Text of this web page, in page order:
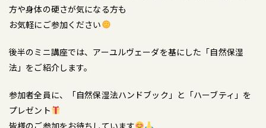
方や身体の硬さが気になる方も
お気軽にご参加ください
後半のミニ講座では、アーユルヴェーダを基にした「自然保湿
法」をご紹介します。
参加者全員に、「自然保湿法ハンドブック」と「ハーブティ」を
プレゼント
皆様のご参加をお待ちしています